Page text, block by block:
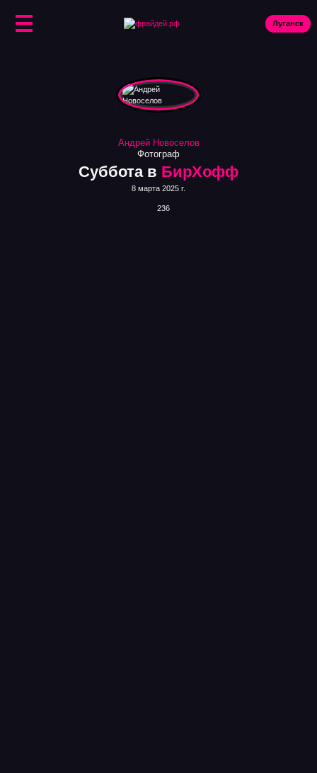
Луганск
Суббота в БирХофф
8 марта 2025 г.
Андрей Новоселов
Фотограф
236